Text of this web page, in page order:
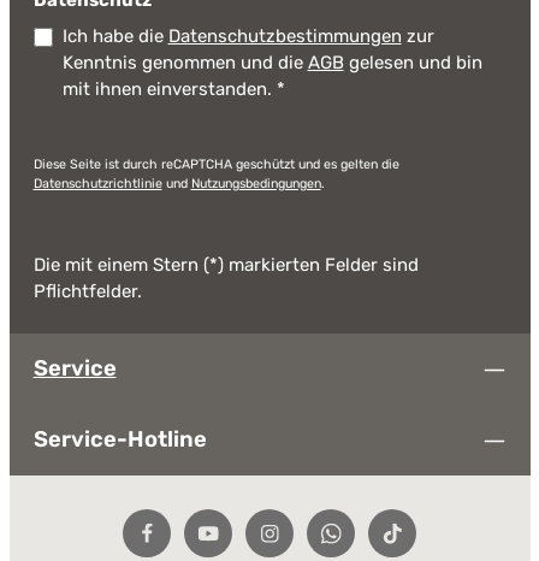
Ich habe die Datenschutzbestimmungen zur
Kenntnis genommen und die AGB gelesen und bin
mit ihnen einverstanden. *
Diese Seite ist durch reCAPTCHA geschützt und es gelten die
Datenschutzrichtlinieund Nutzungsbedingungen.
Die mit einem Stern (*) markierten Felder sind
Pflichtfelder.
Service
Service-Hotline